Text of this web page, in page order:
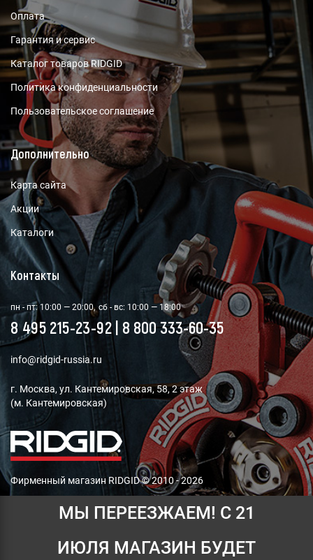
МЫ ПЕРЕЕЗЖАЕМ! С 21
ИЮЛЯ МАГАЗИН БУДЕТ
Оплата
Гарантия и сервис
Каталог товаров RIDGID
Политика конфиденциальности
Пользовательское соглашение
Дополнительно
Карта сайта
Акции
Каталоги
Контакты
пн - пт: 10:00 — 20:00, сб - вс: 10:00 — 18:00
8 495 215-23-92 | 8 800 333-60-35
info@ridgid-russia.ru
г. Москва, ул. Кантемировская, 58, 2 этаж
(м. Кантемировская)
Фирменный магазин RIDGID © 2010 - 2026
Мы принимаем платежи: